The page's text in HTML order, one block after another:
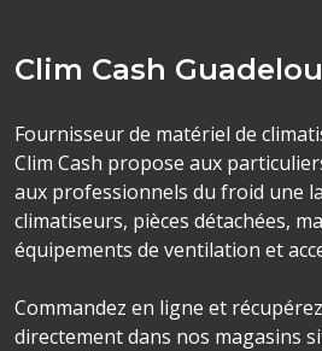
Clim Cash
Fournisseur de matériel de
Clim Cash propose aux
aux professionnels du froid une
climatiseurs, pièces détachées,
équipements de ventilation et
Commandez en ligne et
directement dans nos magasins